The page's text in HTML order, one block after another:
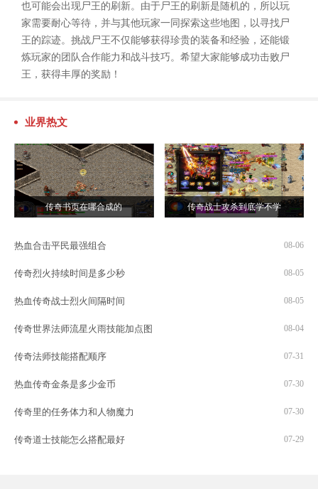
也可能会出现尸王的刷新。由于尸王的刷新是随机的，所以玩
家需要耐心等待，并与其他玩家一同探索这些地图，以寻找尸
王的踪迹。挑战尸王不仅能够获得珍贵的装备和经验，还能锻
炼玩家的团队合作能力和战斗技巧。希望大家能够成功击败尸
王，获得丰厚的奖励！
业界热文
传奇书页在哪合成的 传奇战士攻杀到底学不学
热血合击平民最强组合 08-06
传奇烈火持续时间是多少秒 08-05
热血传奇战士烈火间隔时间 08-05
传奇世界法师流星火雨技能加点图 08-04
传奇法师技能搭配顺序 07-31
热血传奇金条是多少金币 07-30
传奇里的任务体力和人物魔力 07-30
传奇道士技能怎么搭配最好 07-29